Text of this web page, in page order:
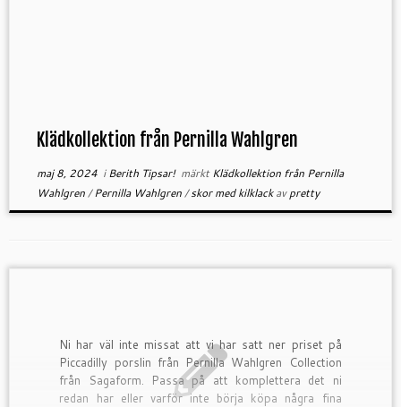
Klädkollektion från Pernilla Wahlgren
maj 8, 2024iBerith Tipsar! märktKlädkollektion från Pernilla
Wahlgren/Pernilla Wahlgren/skor med kilklackavpretty
Ni har väl inte missat att vi har satt ner priset på
Piccadilly porslin från Pernilla Wahlgren Collection
från Sagaform. Passa på att komplettera det ni
redan har eller varför inte börja köpa några fina